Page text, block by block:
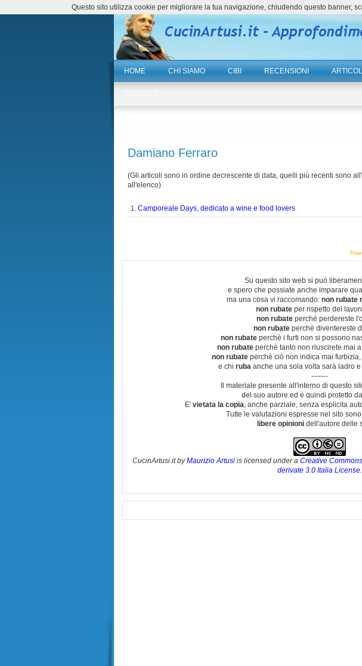
HOME CHI SIAMO CIBI RECENSIONI
Damiano Ferraro
(Gli articoli sono in ordine decrescente di data, quelli più recenti sono
all'elenco)
1. Camporeale Days, dedicato a wine e food lovers
Su questo sito web si può
e spero che possiate anche imparare
ma una cosa vi raccomando: non rubate
non rubateper rispetto del
non rubate perchè perdereste
non rubate perchè diventereste
non rubate perchè i furti non si possono
non rubateperchè tanto non riuscirete mai
non rubateperchè ciò non indica mai furbizia,
e chi ruba anche una sola volta sarà ladro
-------
Il materiale presente all'interno di questo
del suo autore ed è quindi protetto da
E' vietata la copia, anche parziale, senza esplicita
Tutte le valutazioni espresse nel sito
libere opinioni dell'autore delle
CucinArtusi.itbyMaurizio Artusi is licensed under a Creative
derivate 3.0 Italia License.
Questo sito utilizza cookie per migliorare la tua navigazione, chiudendo questo banner,